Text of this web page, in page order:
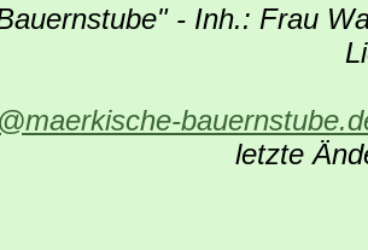
- Inh.: Frau
letzte